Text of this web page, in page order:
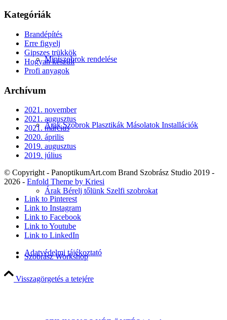
Miniszobrok rendelése
Árak Szobrok Plasztikák Másolatok Installációk
Árak Bérelj tőlünk Szelfi szobrokat
Szobrász Workshop
Kategóriák
Brandépítés
Erre figyelj
Gipszes trükkök
Hogyan készült
Profi anyagok
Archívum
2021. november
2021. augusztus
2021. március
2020. április
2019. augusztus
2019. július
© Copyright - PanoptikumArt.com Brand Szobrász Studio 2019 -
2026 - Enfold Theme by Kriesi
Link to Pinterest
Link to Instagram
Link to Facebook
Link to Youtube
Link to LinkedIn
Adatvédelmi tájékoztató
Visszagörgetés a tetejére